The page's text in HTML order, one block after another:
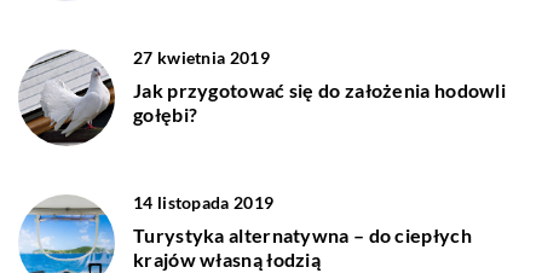
27 kwietnia 2019
Jak przygotować się do założenia hodowli
gołębi?
14 listopada 2019
Turystyka alternatywna – do ciepłych
krajów własną łodzią